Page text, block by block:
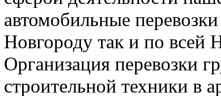
автомобильные
Новгороду так и по всей
Организация перевозки
строительной техники в